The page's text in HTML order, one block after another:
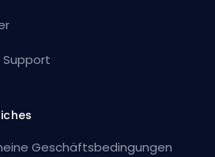
Support
Geschäftsbedingungen